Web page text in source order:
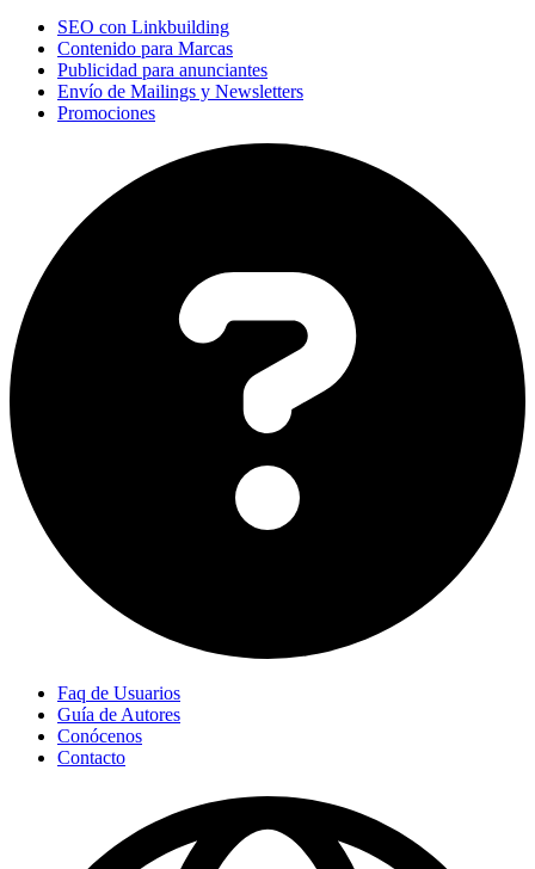
SEO con Linkbuilding
Contenido para Marcas
Publicidad para anunciantes
Envío de Mailings y Newsletters
Promociones
Faq de Usuarios
Guía de Autores
Conócenos
Contacto